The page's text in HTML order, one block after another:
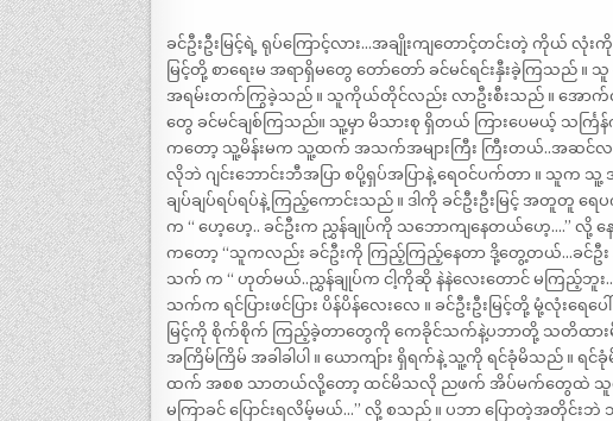
ခင်ဦးဦးမြင့်ရဲ့ ရုပ်ကြောင့်လား…အချိုးကျတောင့်တင်းတဲ့ ကိုယ် လုံး
မြင့်တို့ စာရေးမ အရာရှိမတွေ တော်တော် ခင်မင်ရင်းနှီးခဲ့ကြသည် ။
အရမ်းတက်ကြွခဲ့သည် ။ သူကိုယ်တိုင်လည်း လာဦးစီးသည် ။ အော
တွေ ခင်မင်ချစ်ကြသည်။ သူ့မှာ မိသားစု ရှိတယ် ကြားပေမယ့် သင်္
ကတော့ သူ့မိန်းမက သူ့ထက် အသက်အများကြီး ကြီးတယ်..အဆင်
လိုဘဲ ဂျင်းဘောင်းဘီအပြာ စပို့ရှပ်အပြာနဲ့ ရေဝင်ပက်တာ ။ သူက
ချပ်ချပ်ရပ်ရပ်နဲ့ ကြည့်ကောင်းသည် ။ ဒါကို ခင်ဦးဦးမြင့် အ
က “ ဟေ့ဟေ့.. ခင်ဦးက ညွှန်ချုပ်ကို သဘောကျနေတယ်ဟေ့….” လို့ န
ကတော့ “သူကလည်း ခင်ဦးကို ကြည့်ကြည့်နေတာ ဒို့တွေ့တယ်…ခင်ဦ
သက် က “ ဟုတ်မယ်..ညွှန်ချုပ်က ငါ့ကိုဆို နဲနဲလေးတောင် မကြည့်ဘူး
သက်က ရင်ပြားဖင်ပြား ပိန်ပိန်လေးလေ ။ ခင်ဦးဦးမြင့်တို့ မုံ့လုံး
မြင့်ကို စိုက်စိုက် ကြည့်ခဲ့တာတွေကို ကေခိုင်သက်နဲ့ပဘာတို့ သတိထားမိ
အကြိမ်ကြိမ် အခါခါပါ ။ ယောကျ်ား ရှိရက်နဲ့ သူ့ကို ရင်ခုံမိသည် ။ ရင်ခုံ
ထက် အစစ သာတယ်လို့တော့ ထင်မိသလို ညဖက် အိပ်မက်တွေထဲ သူရော
မကြာခင် ပြောင်းရလိမ့်မယ်…” လို့ စသည် ။ ပဘာ ပြောတဲ့အတိုင်းဘဲ သူ